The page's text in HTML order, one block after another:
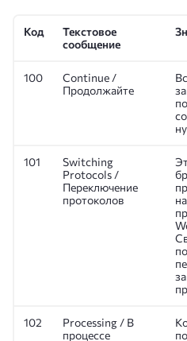
Код
Текстовое
сообщение
100
Continue /
Продолжайте
101
Switching
Protocols /
Переключение
протоколов
102
Processing / В
процессе